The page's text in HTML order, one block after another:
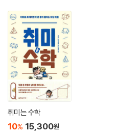
취미는 수학
10% 15,300원